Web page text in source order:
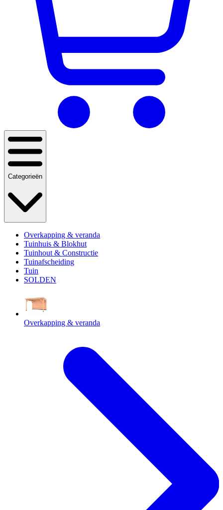
Categorieën
Overkapping & veranda
Tuinhuis & Blokhut
Tuinhout & Constructie
Tuinafscheiding
Tuin
SOLDEN
Overkapping & veranda